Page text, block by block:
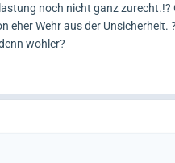
noch nicht ganz zurecht.!?
eher Wehr aus der
wohler?